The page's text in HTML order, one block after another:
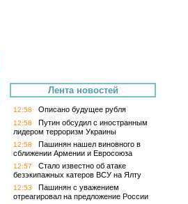
Лента новостей
12:58 Описано будущее рубля
12:58
Путин обсудил с иностранным
лидером терроризм Украины
12:58
Пашинян нашел виновного в
сближении Армении и Евросоюза
12:57
Стало известно об атаке
безэкипажных катеров ВСУ на Ялту
12:53
Пашинян с уважением
отреагировал на предложение России